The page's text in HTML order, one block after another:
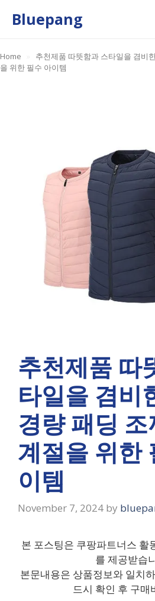
Bluepang
Home
추천제품 따뜻함과 스타일을 겸비
을 위한 필수 아이템
추천제품 따
타일을 겸비
경량 패딩
계절을 위한
이템
November 7, 2024 by
본 포스팅은 쿠팡파트너스 활
를 제공받습
본문내용은 상품정보와 일치
드시 확인 후 구매